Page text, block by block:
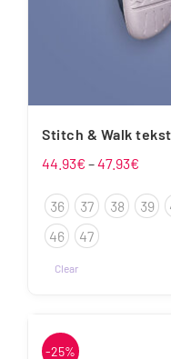
Stitch & Walk
44.93€ –47.93€
kuni
36 37 38 39
46
47
Clear
on
-25%